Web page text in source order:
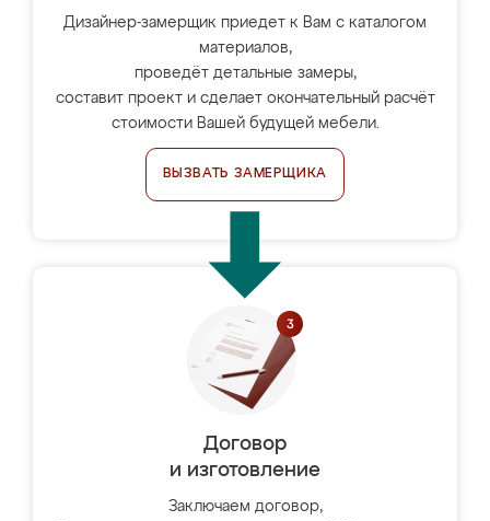
Дизайнер-замерщик приедет к Вам с каталогом
материалов,
проведёт детальные замеры,
составит проект и сделает окончательный расчёт
стоимости Вашей будущей мебели.
ВЫЗВАТЬ ЗАМЕРЩИКА
Договор
и изготовление
Заключаем договор,